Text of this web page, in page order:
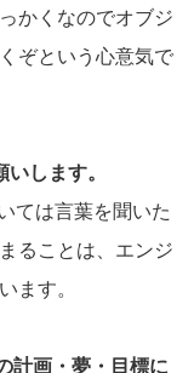
かくなのでオブジ
ぞという心意気で
します。
ては言葉を聞いた
ることは、エンジ
ます。
計画・夢・目標に